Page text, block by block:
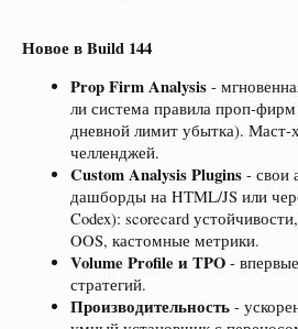
Новое в Build 144
Prop Firm Analysis -
ли система правила проп-
дневной лимит убытка). Маст-
челленджей.
Custom Analysis Plugins - свои
дашборды на HTML/JS или
Codex): scorecard
OOS, кастомные метрики.
Volume Profile и TPO -
стратегий.
Производительность -